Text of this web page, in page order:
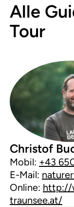
Alle
Tour
Christof
Mobil: +43
E-Mail:
Online: http://
traunsee.at/